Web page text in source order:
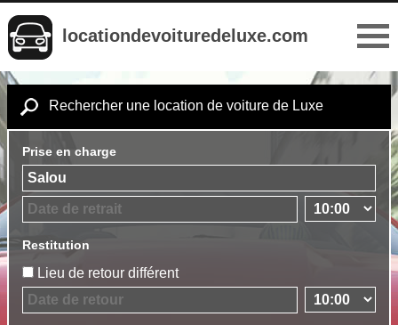
locationdevoituredeluxe.com
Rechercher une location de voiture de Luxe
Prise en charge
Restitution
Lieu de retour différent